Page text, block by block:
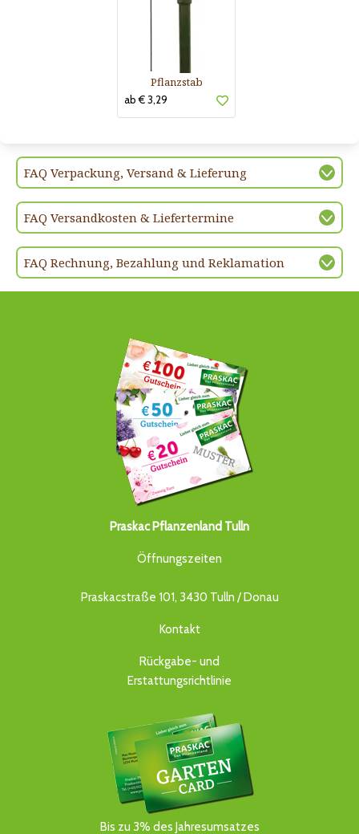
Pflanzstab
ab € 3,29
FAQ Verpackung, Versand & Lieferung
FAQ Versandkosten & Liefertermine
FAQ Rechnung, Bezahlung und Reklamation
Praskac Pflanzenland Tulln
Öffnungszeiten
Praskacstraße 101, 3430 Tulln / Donau
Kontakt
Rückgabe- und
Erstattungsrichtlinie
Bis zu 3% des Jahresumsatzes